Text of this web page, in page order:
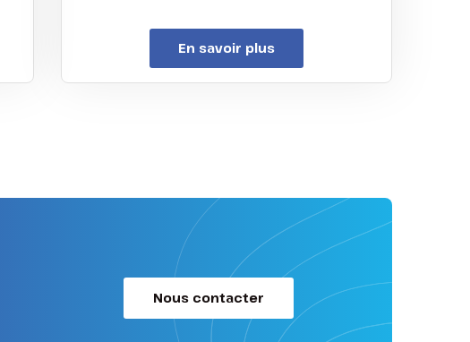
En savoir plus
Nous contacter